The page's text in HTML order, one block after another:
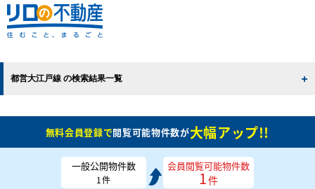
都営大江戸線 の検索結果一覧
無料会員登録で閲覧可能物件数が大幅アップ!!
一般公開物件数
1件
会員閲覧可能物件数
1件